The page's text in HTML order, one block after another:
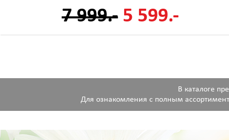
7 999.- 5 599.-
В каталоге
Для ознакомления с полным